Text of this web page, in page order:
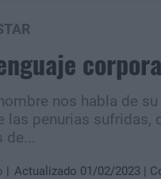
nos habla de
las penurias
de...
Actualizado 01/02/2023